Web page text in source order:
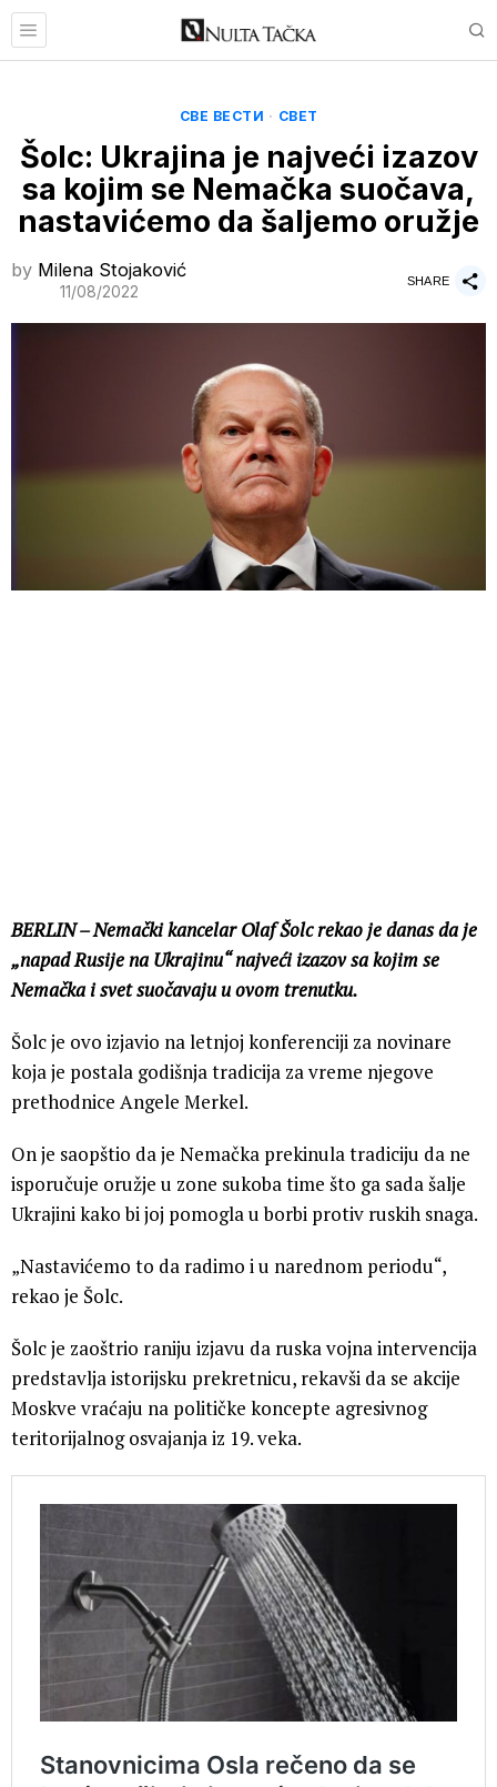
СВЕ ВЕСТИ · СВЕТ
Šolc: Ukrajina je najveći izazov
sa kojim se Nemačka suočava,
nastavićemo da šaljemo oružje
by Milena Stojaković
11/08/2022
SHARE
BERLIN – Nemački kancelar Olaf Šolc rekao je danas da je
„napad Rusije na Ukrajinu“ najveći izazov sa kojim se
Nemačka i svet suočavaju u ovom trenutku.
Šolc je ovo izjavio na letnjoj konferenciji za novinare
koja je postala godišnja tradicija za vreme njegove
prethodnice Angele Merkel.
On je saopštio da je Nemačka prekinula tradiciju da ne
isporučuje oružje u zone sukoba time što ga sada šalje
Ukrajini kako bi joj pomogla u borbi protiv ruskih snaga.
„Nastavićemo to da radimo i u narednom periodu“,
rekao je Šolc.
Šolc je zaoštrio raniju izjavu da ruska vojna intervencija
predstavlja istorijsku prekretnicu, rekavši da se akcije
Moskve vraćaju na političke koncepte agresivnog
teritorijalnog osvajanja iz 19. veka.